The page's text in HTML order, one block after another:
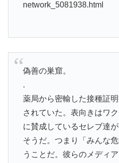
network_5081938.html
偽善の巣窟。
.
薬局から密輸した接種証
されていた。表向きはワ
に賛成しているセレブ達
そうだ。つまり「みんな
うことだ。彼らのメディ